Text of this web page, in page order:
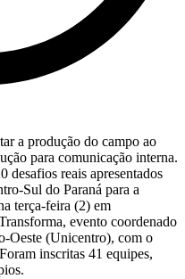
a produção do campo ao
para comunicação interna.
desafios reais apresentados
Sul do Paraná para a
terça-feira (2) em
evento coordenado
Oeste (Unicentro), com o
inscritas 41 equipes,